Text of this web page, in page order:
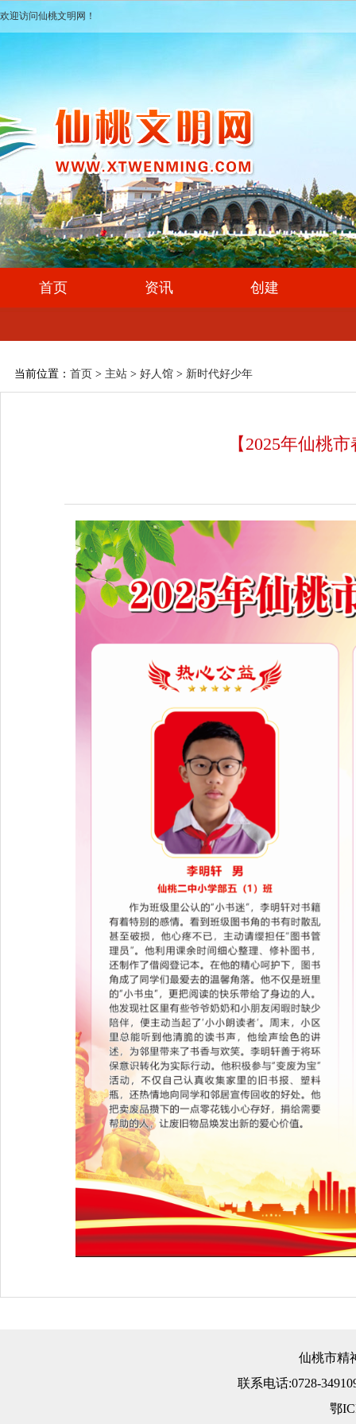
欢迎访问仙桃文明网！
首页 资讯 创建
当前位置： 首页 > 主站 > 好人馆 > 新时代好少年
【2025年仙桃
仙桃市精
联系电话:0728-
鄂